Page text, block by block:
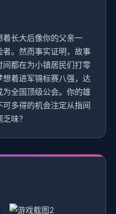
长大后像你的父亲一
。然而事实证明，故事
都在为小镇居民们打零
着进军锦标赛八强，达
全国顶级公会。你的雄
多得的机会注定从指间
味？